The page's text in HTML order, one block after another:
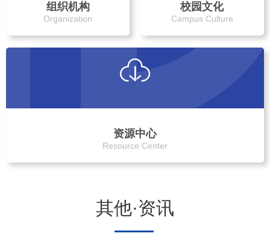
组织机构
Organization
校园文化
Campus Culture
资源中心
Resource Center
其他·资讯